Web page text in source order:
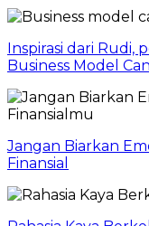
Inspirasi dari Rudi,
Business Model
Jangan Biarkan
Finansial